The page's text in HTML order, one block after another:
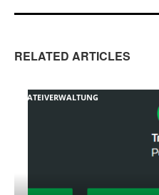
RELATED ARTICLES
DATEIVERWALTUNG